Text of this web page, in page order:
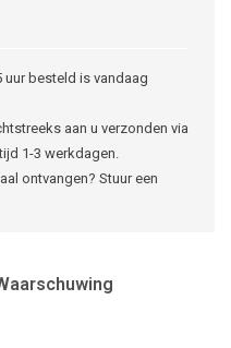
uur besteld is vandaag
aan u verzonden via
1-3 werkdagen.
ontvangen? Stuur een